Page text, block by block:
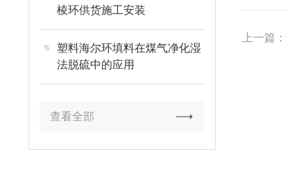
棱环供货施工安装
塑料海尔环填料在煤气净化湿
法脱硫中的应用
查看全部
上一篇：